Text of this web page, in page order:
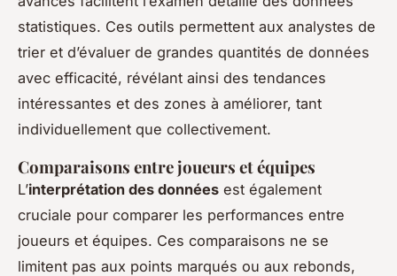
statistiques. Ces outils permettent aux analystes de
trier et d’évaluer de grandes quantités de données
avec efficacité, révélant ainsi des tendances
intéressantes et des zones à améliorer, tant
individuellement que collectivement.
Comparaisons entre joueurs et équipes
L’interprétation des données est également
cruciale pour comparer les performances entre
joueurs et équipes. Ces comparaisons ne se
limitent pas aux points marqués ou aux rebonds,